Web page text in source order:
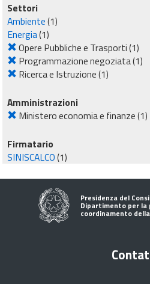
Settori
Ambiente(1)
Energia(1)
Opere Pubbliche e Trasporti(1)
Programmazione negoziata(1)
Ricerca e Istruzione(1)
Amministrazioni
Ministero economia e finanze(1)
Firmatario
SINISCALCO(1)
Presidenza del
Dipartimento per la
coordinamento